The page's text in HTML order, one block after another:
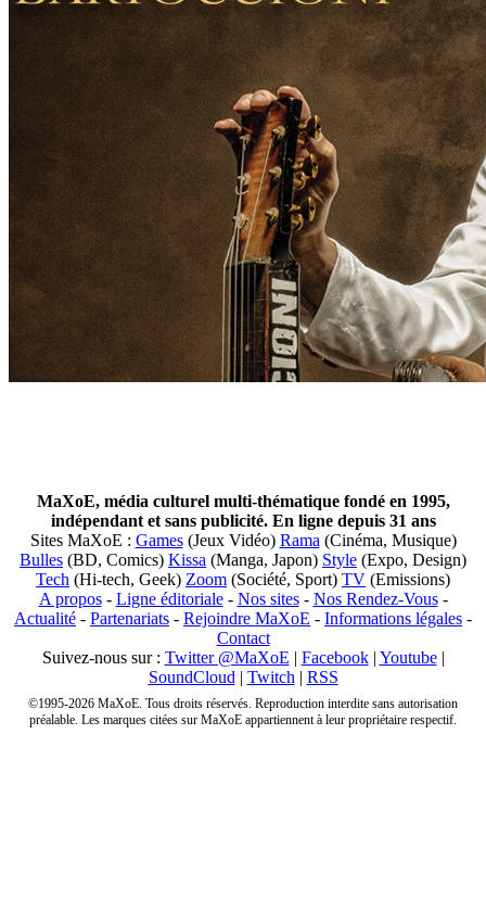
MaXoE, média culturel multi-thématique fondé en 1995,
indépendant et sans publicité. En ligne depuis 31 ans
Sites MaXoE : Games(Jeux Vidéo) Rama (Cinéma, Musique)
Bulles (BD, Comics) Kissa (Manga, Japon) Style (Expo, Design)
Tech (Hi-tech, Geek) Zoom (Société, Sport) TV (Emissions)
A propos- Ligne éditoriale- Nos sites- Nos Rendez-Vous-
Actualité - Partenariats - Rejoindre MaXoE - Informations légales -
Contact
Suivez-nous sur : Twitter @MaXoE | Facebook| Youtube|
SoundCloud | Twitch | RSS
©1995-2026 MaXoE. Tous droits réservés. Reproduction interdite sans autorisation
préalable. Les marques citées sur MaXoE appartiennent à leur propriétaire respectif.